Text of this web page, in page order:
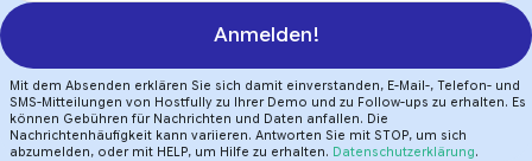
Anmelden!
Mit dem Absenden erklären Sie sich damit einverstanden, E-Mail-, Telefon- und
SMS-Mitteilungen von Hostfully zu Ihrer Demo und zu Follow-ups zu erhalten. Es
können Gebühren für Nachrichten und Daten anfallen. Die
Nachrichtenhäufigkeit kann variieren. Antworten Sie mit STOP, um sich
abzumelden, oder mit HELP, um Hilfe zu erhalten. Datenschutzerklärung.